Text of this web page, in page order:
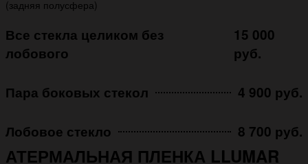
(задняя полусфера)
Все стекла целиком без
лобового
15 000
руб.
Пара боковых стекол 4 900 руб.
Лобовое стекло 8 700 руб.
АТЕРМАЛЬНАЯ ПЛЕНКА LLUMAR